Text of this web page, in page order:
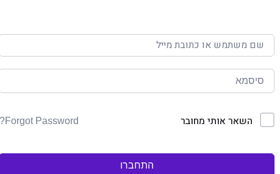
השאר אותי מחובר Forgot Password?
התחברו